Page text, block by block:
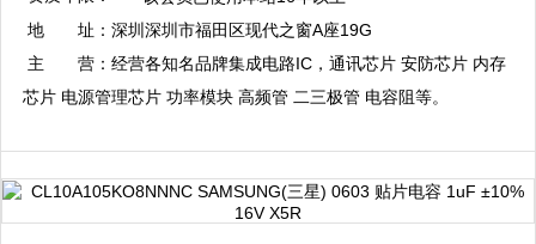
地 址：深圳深圳市福田区现代之窗A座19G
主 营：经营各知名品牌集成电路IC，通讯芯片 安防芯片 内存
芯片 电源管理芯片 功率模块 高频管 二三极管 电容阻等。